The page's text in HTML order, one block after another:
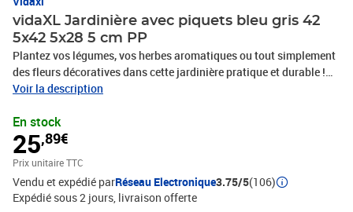
vidaXL Jardinière avec piquets bleu gris 42
5x42 5x28 5 cm PP
Plantez vos légumes, vos herbes aromatiques ou tout simplement
des fleurs décoratives dans cette jardinière pratique et durable !
Matériau durable : le polypropylène est un plastique populaire qui
meubles d’extérieur. Il est léger, robuste et résistant aux
chocs.Capacité généreuse : la jardinière d’extérieur offre beaucoup
d’espace pour faire pousser tous vos légumes, fleurs et autres
plantes.Conception modulaire : cette jardinière se compose de 4
panneaux qui peuvent être combinés librement. Vous pouvez
simplement le changer d’un lit de jardin surélevé à une clôture de
Voir la description
En stock
25,89€
Prix unitaire TTC
Vendu et expédié parRéseau Electronique3.75/5(106)
Expédié sous 2 jours livraison offerte